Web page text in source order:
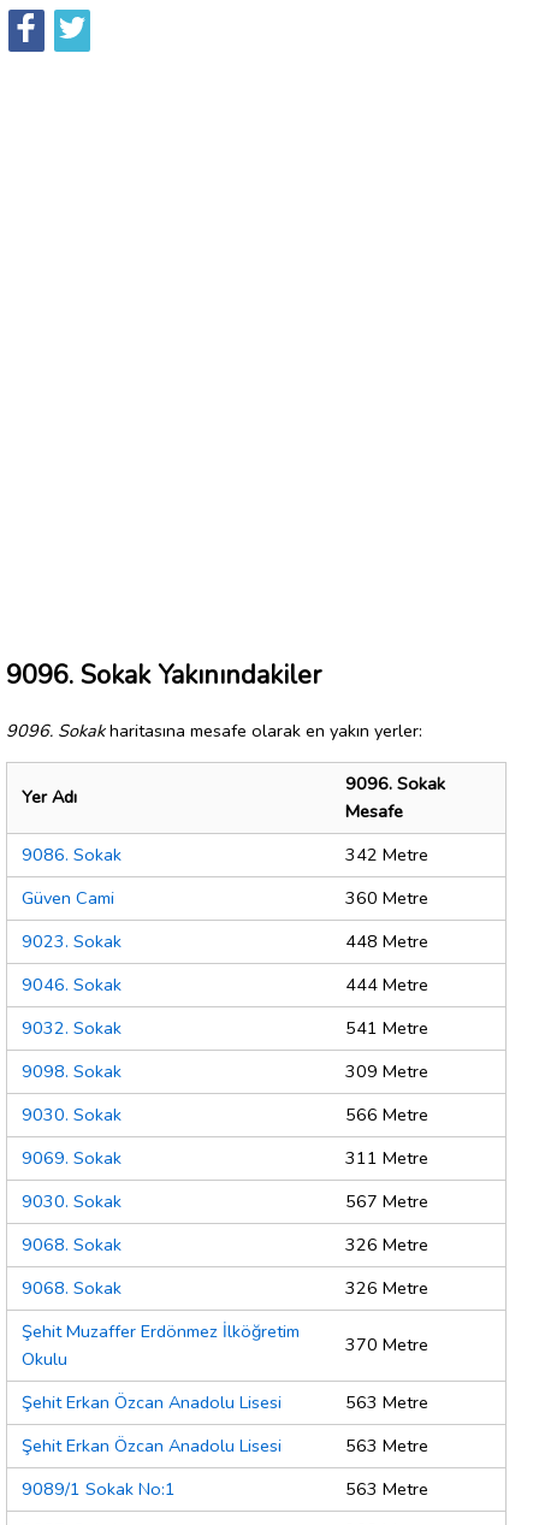
9096. Sokak Yakınındakiler
9096. Sokakharitasına mesafe olarak en yakın yerler:
Yer Adı
9096. Sokak
Mesafe
9086. Sokak
342 Metre
Güven Cami
360 Metre
9023. Sokak
448 Metre
9046. Sokak
444 Metre
9032. Sokak
541 Metre
9098. Sokak
309 Metre
9030. Sokak
566 Metre
9069. Sokak
311 Metre
9030. Sokak
567 Metre
9068. Sokak
326 Metre
9068. Sokak
326 Metre
Şehit Muzaffer Erdönmez İlköğretim
Okulu
370 Metre
Şehit Erkan Özcan Anadolu Lisesi
563 Metre
Şehit Erkan Özcan Anadolu Lisesi
563 Metre
9089/1 Sokak No:1
563 Metre